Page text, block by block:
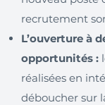
recrutement
L’ouverture à
opportunités :
réalisées en
déboucher sur